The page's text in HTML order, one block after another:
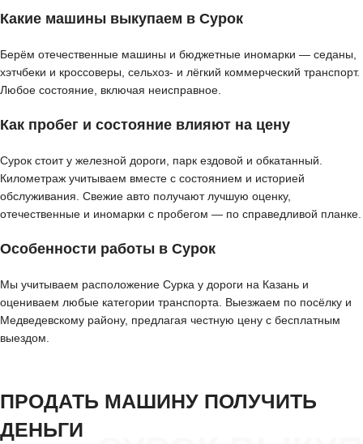
Какие машины выкупаем в Сурок
Берём отечественные машины и бюджетные иномарки — седаны,
хэтчбеки и кроссоверы, сельхоз- и лёгкий коммерческий транспорт.
Любое состояние, включая неисправное.
Как пробег и состояние влияют на цену
Сурок стоит у железной дороги, парк ездовой и обкатанный.
Километраж учитываем вместе с состоянием и историей
обслуживания. Свежие авто получают лучшую оценку,
отечественные и иномарки с пробегом — по справедливой планке.
Особенности работы в Сурок
Мы учитываем расположение Сурка у дороги на Казань и
оцениваем любые категории транспорта. Выезжаем по посёлку и
Медведевскому району, предлагая честную цену с бесплатным
выездом.
ПРОДАТЬ МАШИНУ ПОЛУЧИТЬ
ДЕНЬГИ